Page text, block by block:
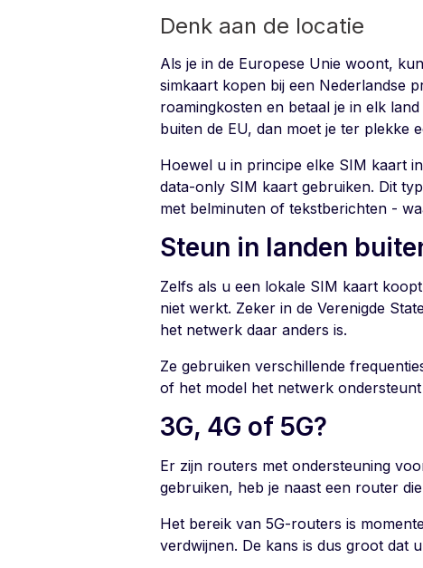
Denk aan de locatie
Als je in de Europese Unie woont,
simkaart kopen bij een Nederlandse
roamingkosten en betaal je in elk
buiten de EU, dan moet je ter plekke
Hoewel u in principe elke SIM kaart
data-only SIM kaart gebruiken. Dit
met belminuten of tekstberichten -
Steun in landen
Zelfs als u een lokale SIM kaart
niet werkt. Zeker in de Verenigde
het netwerk daar anders is.
Ze gebruiken verschillende
of het model het netwerk
3G, 4G of 5G?
Er zijn routers met ondersteuning
gebruiken, heb je naast een router
Het bereik van 5G-routers is
verdwijnen. De kans is dus groot dat